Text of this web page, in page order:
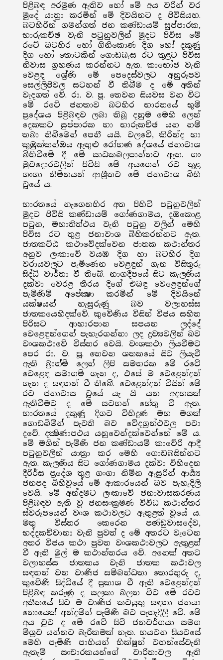
පිළිබඳ අරමුණ ඇතිව හෝ මේ අය වරින් වර
මූදේ යාත්‍රා කරමින් මේ දිවයිනට ද පිවිසියහ.
බටහිරින් ගමන්ගත් ජන කණ්ඩායම් සුප්පාරක,
භාරුකච්ඡ වැනි පටුනුවලින් මූදට පිවිස මේ
රටේ බටහිර හෝ ගිනිකොණ දිග හෝ දකුණු
දිග හෝ තොටකින් ගොඩබැස රට තුළට පිවිස
නිවාස ග්‍රහණය කරන්නට ඇත. කාභෝජ වැනි
වෙළඳ ශ්‍රේණි මේ පෙදෙස්වලට අනුරූපව
සෙල්ලිපිවල සටහන් වී තිබීම ද මේ අතින්
වැදගත් වේ. රා. ව. පූ. තෙවන සියවස වන විට
මේ රටේ ජනතාව බටහිර භාරතයේ භූමි
ප්‍රදේශය පිළිබඳව ලබා තිබූ දනුම මෙහි ලෙන්
දෙකකට සුප්පාරක හා භාරුකච්ඡ යන නම්
තබා තිබීමෙන් පෙනී යයි. වලවේ, කිරින්ද හා
කුඹුක්කන්ඔය ඇතුළු රෝහණ දේශයේ ජනාවාශ
බිහිවීමේ දී මේ සාධකබලපාන්නට ඇත. ගං
මුවදොරවලින් පිවිසි මේ අයගෙන් රට තුළ
ගංගා නිම්නයන් ආශ්‍රීතව මේ ජනාවාශ බිහි
වූයේ ය.
භාරතයේ නැගෙනහිර අත පිහිටි පටුනුවලින්
මූදට පිවිසි කණ්ඩායම් ගෝණගාමය, දඹකොළ
පටුන, මහාතිත්ථය වැනි පටුනු වලින් මෙහි
පිවිස රට තුළ ජනාවාශ බිහිකරන්නට ඇත.
ජාතකට්ඨ කථාවේදක්වෙන ජාතක කථාන්තර
අනුව ලංකාවේ වයඹ දිග හා බටහිර දිග
වරායවලට පැමිණෙන වෙළඳුන් ගැන විසිතුරු
සිද්ධි වාර්තා වී තිබේ. නාගදීපයේ සිට කැලණිය
දක්වා වෙරළ තීරය දිගේ එබඳු වෙළෙඳුන්ගේ
පැමිණීම් අපේක්‍ෂා කරමින් මේ දිවයිනේ
යක්ෂයන් හැසුරුණු බව වලාහස්ස
ජාතකයෙහිදක්වේ. කුවේණිය විසින් විජය සහිත
පිරිසට ආහාරපාන සපයන ලද්දේ
වෙළෙඳුන්ගෙන් පැහැරගන්නා ලද ද්‍රව්‍යවලින් බව
වංශකථාවේ විස්තර වෙයි. වංශකථා ලියවීමට
පෙර රා. ව. පූ. තෙවන ශතකයේ සිට ලියැවී
ඇති බ්‍රාහ්මී ලෙන් ලිපි සමහරක මේ රටේ
වෙළෙඳ සමාගම් ගැන ද, එසේ ම වෙළෙන්දන්
ගැන ද සඳහන් වී තිබේ. වෙළෙන්දන් විසින් මේ
රට ජනාවාස වූයේ යැ යි යන අදහසක්
ඇතිවීමට ද මේ සටහන් හේතු වී ඇත.
භාරතයේ දකුණු දිගට විහිදුණ මහ මගක්
ගොඩබිමින් පැවති බව වේදග්‍රන්ථවල පවා
දවේ. දක්‍ෂිණාපථය යනුවෙන්දක්වෙන්නේ මේ ය.
මේ මගින් පැමිණි ජන කණ්ඩායම් කාවේරි ආදී
පටුනුවලින් යාත්‍රා කර මෙහි ගොඩබසින්නට
ඇත. කැලණිය සිට ගෝණගාමය දක්වා විහිදෙන
දීරිර්ඝ ප්‍රදේශ තුළ ගංගා නිම්න ඇසුරින් ආර්‍ය්‍ය
ජනපද බිහිවූයේ මේ ආකාරයෙන් බව පැහැදිලි
වෙයි. මේ අන්දමට ලංකාවේ ජනාවාසකරණය
පිළිබඳව ඇති වූ ජනසංක්‍රමණ විවිධ කථාන්තර
ස්වරූපයෙන් වංශ කථාවලට ඇතුළත් වූයේ ය.
මතු විස්තර කෙරෙන පණ්ඩුවාසදේව,
භද්දකච්චානා වැනි පුවත් ද මේ අතරට වැටෙන
අතර විජය කථා පුවත වංශකථාවලට ඇතුළත්
වී ඇති මුල් ම කථාන්තරය වේ. අනෙක් අතට
වලාහස්ස ජාතකය වැනි ජාතක කථාවල
සඳහන් වන වාණිජ සම්බන්ධතා තොරතුරු ද,
කුවේණි සිද්ධියේ දී ප්‍රකාශ වී ඇති වෙළෙන්දන්
පිළිබඳ කරුණු ද සලකා බලන විට මේ රටට
අතීතයේ සිට ම වාණිජ කටයුතු සඳහා ජනයා
නොයෙක් අන්දමින් පැමිණි බව පැහැදිලි වේ. මේ
අය වුව ද මේ රටේ සිටි ජනවර්ගයා සමග
මිශ්‍රව යන්නට බැරිකමක් නැත. හයවන සියවසේ
මෙහි පැමිණි පාහියන් භික්ෂූන් වහන්සේවැනි
ඇතැම් සංචාරකයන්ගේ වාරිතාවල ඇති